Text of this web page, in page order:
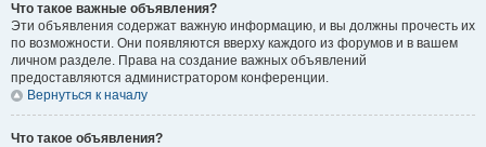
Что такое важные объявления?
Эти объявления содержат важную информацию, и вы должны прочесть их
по возможности. Они появляются вверху каждого из форумов и в вашем
личном разделе. Права на создание важных объявлений
предоставляются администратором конференции.
Вернуться к началу
Что такое объявления?